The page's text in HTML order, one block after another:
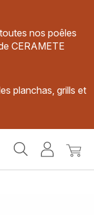
nos poêles
CERAMETE
planchas, grills et
MonMon